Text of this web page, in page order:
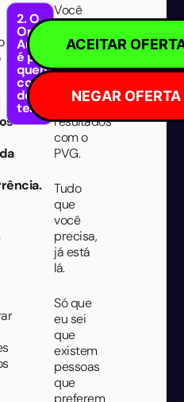
2. O
Operação
Automática
é para
quem tem
condições
de comprar
tempo
Você
não
precisa
Operação
Automática
para ter
resultados
com o
PVG.
Tudo
que
você
precisa,
já está
lá.
Só que
eu sei
que
existem
pessoas
que
preferem
ACEITAR
NEGAR OFERTA